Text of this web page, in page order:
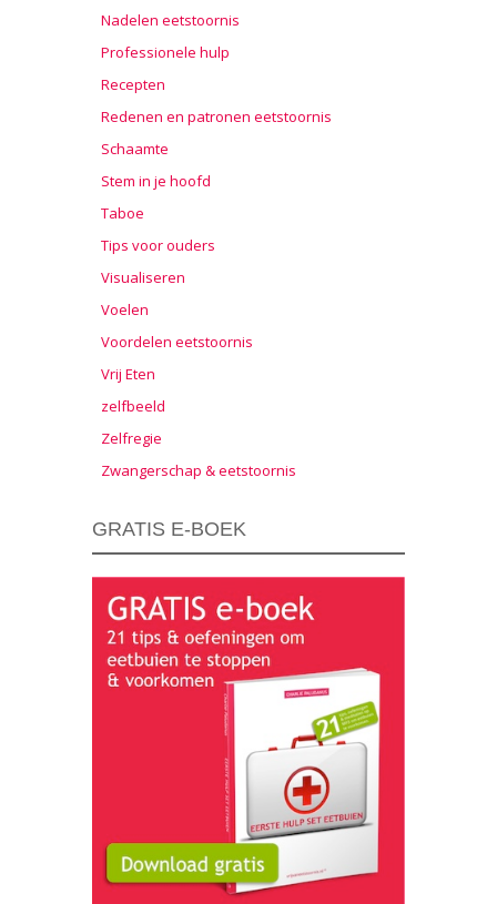
Nadelen eetstoornis
Professionele hulp
Recepten
Redenen en patronen eetstoornis
Schaamte
Stem in je hoofd
Taboe
Tips voor ouders
Visualiseren
Voelen
Voordelen eetstoornis
Vrij Eten
zelfbeeld
Zelfregie
Zwangerschap & eetstoornis
GRATIS E-BOEK